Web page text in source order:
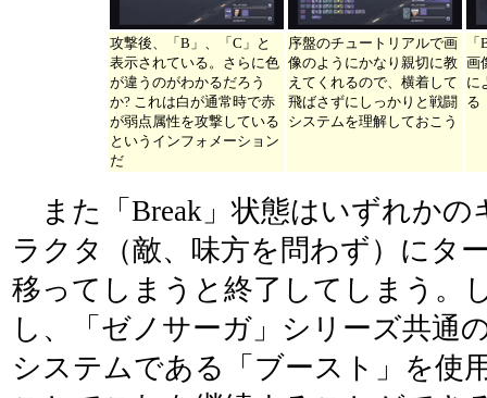
攻撃後、「B」、「C」と
表示されている。さらに色
が違うのがわかるだろう
か? これは白が通常時で赤
が弱点属性を攻撃している
というインフォメーション
だ
序盤のチュートリアルで画
像のようにかなり親切に教
えてくれるので、横着して
飛ばさずにしっかりと戦闘
システムを理解しておこう
画
に
る
また「Break」状態はいずれかの
ラクタ（敵、味方を問わず）にタ
移ってしまうと終了してしまう。
し、「ゼノサーガ」シリーズ共通
システムである「ブースト」を使